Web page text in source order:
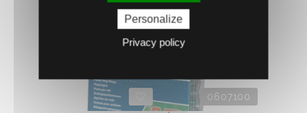
0607100
Personalize
Privacy policy